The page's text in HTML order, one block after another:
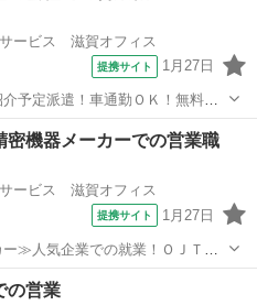
ービス 滋賀オフィス
提携サイト 1月27日
予定派遣！車通勤ＯＫ！無料駐
連設備などを提案、エネルギー
...
密機器メーカーでの営業職
ービス 滋賀オフィス
提携サイト 1月27日
≫人気企業での就業！ＯＪＴが
への操作説明、デモ・インスト
の営業